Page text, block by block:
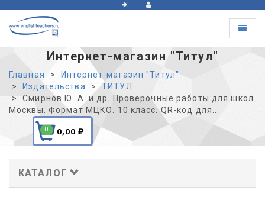
Toggle
Интернет-магазин "Титул"
Главная
Интернет-магазин "Титул"
Издательства
ТИТУЛ
Смирнов Ю. А. и др. Проверочные работы для школ
Москвы. Формат МЦКО. 10 класс. QR-код для...
0 0,00 ₽
КАТАЛОГ